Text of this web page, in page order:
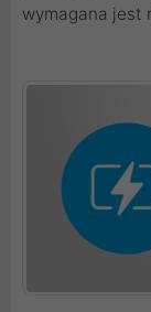
wymagana jest